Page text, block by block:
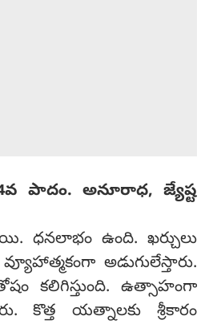
పాదం. అనూరాధ, జ్యేష్ట
ధనలాభం ఉంది. ఖర్చులు
అడుగులేస్తారు.
కలిగిస్తుంది. ఉత్సాహంగా
కొత్త యత్నాలకు శ్రీకారం